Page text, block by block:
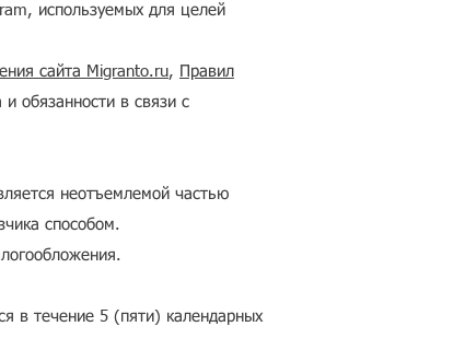
используемых для целей
сайта Migranto.ru, Правил
обязанности в связи с
неотъемлемой частью
способом.
в течение 5 (пяти) календарных